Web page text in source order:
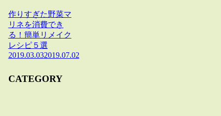
作りすぎた野菜マ
リネを消費でき
る！簡単リメイク
レシピ５選
2019.03.032019.07.02
CATEGORY